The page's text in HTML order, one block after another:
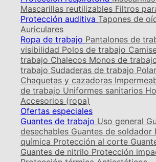
Mascarillas reutilizables Filtros
Protección auditiva Tapones de
Auriculares
Ropa de trabajo Pantalones de
visibilidad Polos de trabajo
trabajo Chalecos Monos de
trabajo Sudaderas de trabajo
Chaquetas y cazadoras
de trabajo Uniformes sanitarios
Accesorios (ropa)
Ofertas especiales
Guantes de trabajo Uso general
desechables Guantes de soldador
química Protección al corte
Guantes de nitrilo Protección